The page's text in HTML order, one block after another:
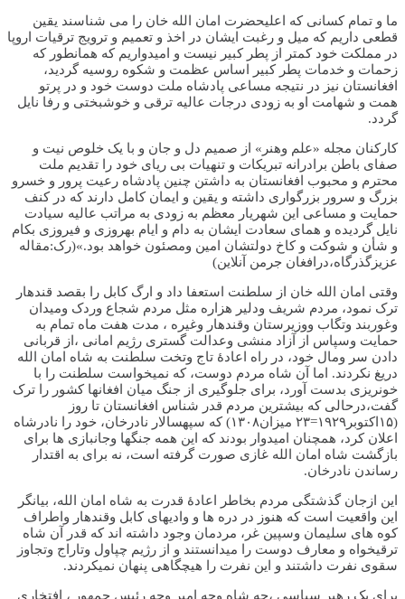
ما و تمام کسانی که اعلیحضرت امان الله خان را می شناسند یقین
قطعی داریم که میل و رغبت ایشان در اخذ و تعمیم و ترویج ترقیات اروپا
در مملکت خود کمتر از پطر کبیر نیست و امیدواریم که همانطور که
زحمات و خدمات پطر کبیر اساس عظمت و شکوه روسیه گردید،
افغانستان نیز در نتیجه مساعی پادشاه ملت دوست خود و در پرتو
همت و شهامت او به زودی درجات عالیه ترقی و خوشبختی و رفا نایل
گردد.
کارکنان مجله «علم وهنر» از صمیم دل و جان و با یک خلوص نیت و
صفای باطن برادرانه تبریکات و تنهیات بی ریای خود را تقدیم ملت
محترم و محبوب افغانستان به داشتن چنین پادشاه رعیت پرور و خسرو
بزرگ و سرور بزرگواری داشته و یقین و ایمان کامل دارند که در کنف
حمایت و مساعی این شهریار معظم به زودی به مراتب عالیه سیادت
نایل گردیده و همای سعادت ایشان به دام و ایام بهروزی و فیروزی بکام
و شأن و شوکت و کاخ دولتشان امین ومصئون خواهد بود.»(رک:مقاله
عزیزگذرگاه،درافغان جرمن آنلاین)
وقتی امان الله خان از سلطنت استعفا داد و ارگ کابل را بقصد قندهار
ترک نمود، مردم شریف ودلیر هزاره مثل مردم شجاع وردک ومیدان
وغوربند وتگاب ووزیرستان وقندهار وغیره ، مدت هفت ماه تمام به
حمایت وسپاس از آزاد منشی وعدالت گستری رژیم امانی ،از قربانی
دادن سر ومال خود، در راه اعادۀ تاج وتخت سلطنت به شاه امان الله
دریغ نکردند. اما آن شاه مردم دوست، که نمیخواست سلطنت را با
خونریزی بدست آورد، برای جلوگیری از جنگ میان افغانها کشور را ترک
گفت،درحالی که بیشترین مردم قدر شناس افغانستان تا روز
(۱۵اکتوبر۱۹۲۹=۲۳ میزان۱۳۰۸) که سپهسالار نادرخان، خود را نادرشاه
اعلان کرد، همچنان امیدوار بودند که این همه جنگها وجانبازی ها برای
بازگشت شاه امان الله غازی صورت گرفته است، نه برای به اقتدار
رساندن نادرخان.
این ازجان گذشتگی مردم بخاطر اعادۀ قدرت به شاه امان الله، بیانگر
این واقعیت است که هنوز در دره ها و وادیهای کابل وقندهار واطراف
کوه های سلیمان وسپین غر، مردمان وجود داشته اند که قدر آن شاه
ترقیخواه و معارف دوست را میدانستند و از رژیم چپاول وتاراج وتجاوز
سقوی نفرت داشتند و این نفرت را هیچگاهی پنهان نمیکردند.
برای یک رهبر سیاسی ،چه شاه وچه امیر وچه رئیس جمهور ، افتخاری